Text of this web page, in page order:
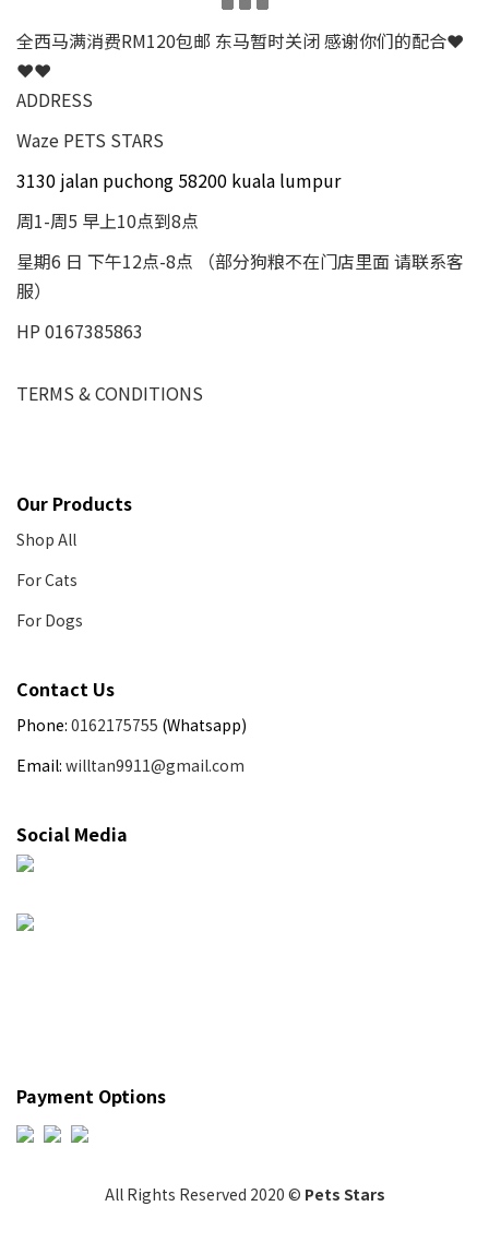
全西马满消费RM120包邮 东马暂时关闭 感谢你们的配合❤
❤❤
ADDRESS
Waze PETS STARS
3130 jalan puchong 58200 kuala lumpur
周1-周5 早上10点到8点
星期6 日 下午12点-8点 （部分狗粮不在门店里面 请联系客
服）
HP 0167385863
TERMS & CONDITIONS
Our Products
Shop All
For Cats
For Dogs
Contact Us
Phone: 0162175755 (Whatsapp)
Email: willtan9911@gmail.com
Social Media
Payment Options
All Rights Reserved 2020 © Pets Stars